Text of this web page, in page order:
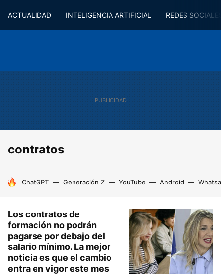
ACTUALIDAD INTELIGENCIA ARTIFICIAL REDES
contratos
HOY SE HABLA DE
ChatGPT Generación Z YouTube Android
Los contratos de
formación no podrán
pagarse por debajo del
salario mínimo. La mejor
noticia es que el cambio
entra en vigor este mes